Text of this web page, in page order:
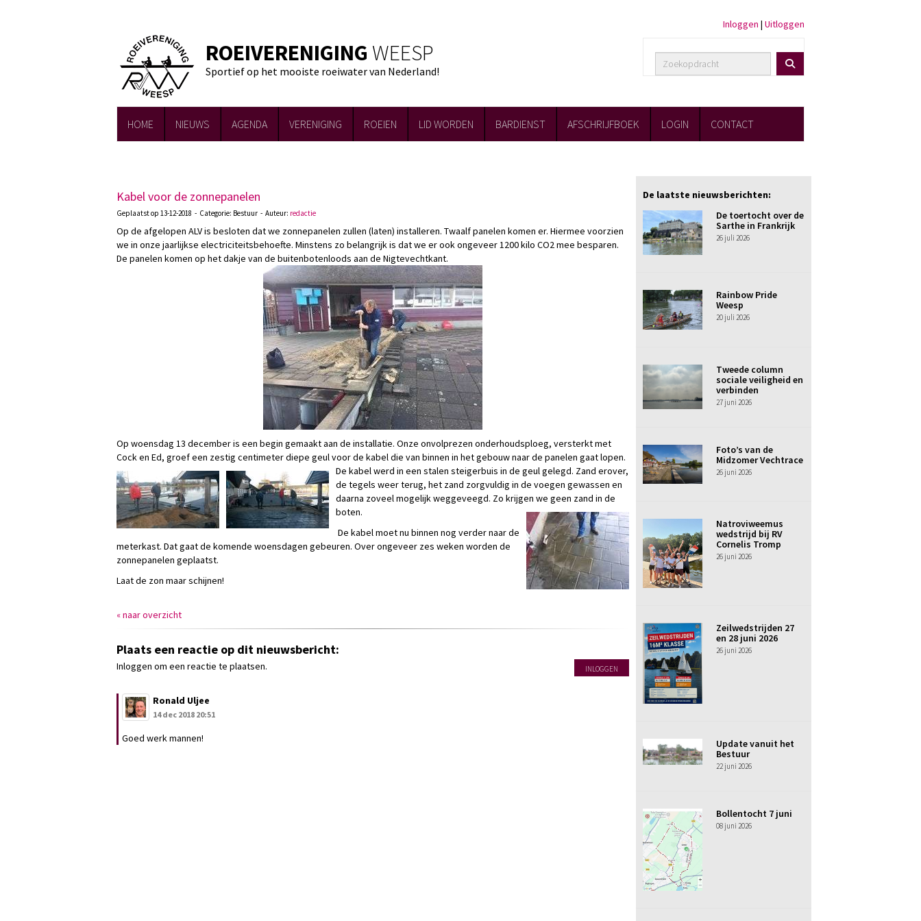
ROEIVERENIGING WEESP
Sportief op het mooiste roeiwater van Nederland!
Inloggen | Uitloggen
HOME NIEUWS AGENDA VERENIGING ROEIEN LID WORDEN BARDIENST AFSCHRIJFBOEK LOGIN CONTACT
Kabel voor de zonnepanelen
Geplaatst op 13-12-2018 - Categorie: Bestuur - Auteur: redactie
Op de afgelopen ALV is besloten dat we zonnepanelen zullen (laten) installeren. Twaalf panelen komen er. Hiermee voorzien
we in onze jaarlijkse electriciteitsbehoefte. Minstens zo belangrijk is dat we er ook ongeveer 1200 kilo CO2 mee besparen.
De panelen komen op het dakje van de buitenbotenloods aan de Nigtevechtkant.
Op woensdag 13 december is een begin gemaakt aan de installatie. Onze onvolprezen onderhoudsploeg, versterkt met
Cock en Ed, groef een zestig centimeter diepe geul voor de kabel die van binnen in het gebouw naar de panelen gaat lopen.
De kabel werd in een stalen steigerbuis in de geul gelegd. Zand erover,
de tegels weer terug, het zand zorgvuldig in de voegen gewassen en
daarna zoveel mogelijk weggeveegd. Zo krijgen we geen zand in de
boten.
De kabel moet nu binnen nog verder naar de
meterkast. Dat gaat de komende woensdagen gebeuren. Over ongeveer zes weken worden de
zonnepanelen geplaatst.
Laat de zon maar schijnen!
« naar overzicht
Plaats een reactie op dit nieuwsbericht:
Inloggen om een reactie te plaatsen. INLOGGEN
Ronald Uljee
14 dec 2018 20:51
Goed werk mannen!
De laatste nieuwsberichten:
De toertocht over de
Sarthe in Frankrijk
26 juli 2026
Rainbow Pride
Weesp
20 juli 2026
Tweede column
sociale veiligheid en
verbinden
27 juni 2026
Foto’s van de
Midzomer Vechtrace
26 juni 2026
Natroviweemus
wedstrijd bij RV
Cornelis Tromp
26 juni 2026
Zeilwedstrijden 27
en 28 juni 2026
26 juni 2026
Update vanuit het
Bestuur
22 juni 2026
Bollentocht 7 juni
08 juni 2026